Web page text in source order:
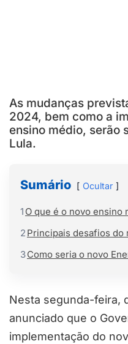
As mudanças
2024, bem como a
ensino médio, serão
Lula.
Sumário Ocultar
1 O que é o novo ensino
2 Principais desafios do
3Como seria o novo
Nesta segunda-feira,
anunciado que o
implementação do